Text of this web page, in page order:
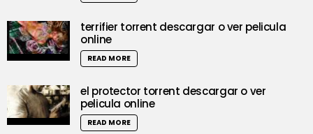
terrifier torrent descargar o ver pelicula
online
READ MORE
el protector torrent descargar o ver
pelicula online
READ MORE